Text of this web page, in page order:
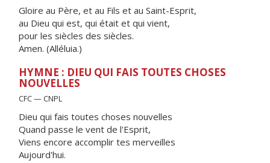
Gloire au Père, et au Fils et au Saint-Esprit,
au Dieu qui est, qui était et qui vient,
pour les siècles des siècles.
Amen. (Alléluia.)
HYMNE : DIEU QUI FAIS TOUTES CHOSES
NOUVELLES
CFC — CNPL
Dieu qui fais toutes choses nouvelles
Quand passe le vent de l'Esprit,
Viens encore accomplir tes merveilles
Aujourd'hui.